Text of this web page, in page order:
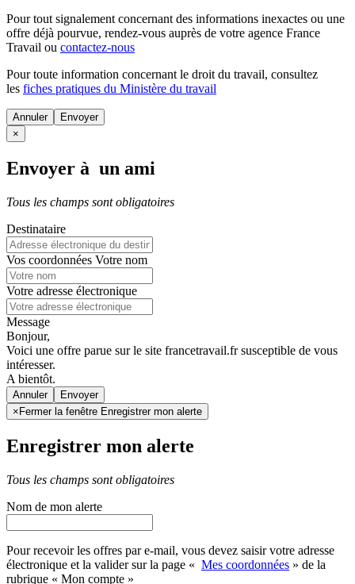
Pour tout signalement concernant des informations inexactes ou une
offre déjà pourvue, rendez-vous auprès de votre agence France
Travail ou contactez-nous
Pour toute information concernant le droit du travail, consultez
les fiches pratiques du Ministère du travail
Annuler
×
Envoyer à un ami
Tous les champs sont obligatoires
Destinataire
Vos coordonnées Votre nom
Votre adresse électronique
Message
Bonjour,
Voici une offre parue sur le site francetravail.fr susceptible de vous
intéresser.
A bientôt.
Annuler
× Fermer la fenêtre Enregistrer mon alerte
Enregistrer mon alerte
Tous les champs sont obligatoires
Nom de mon alerte
Pour recevoir les offres par e-mail, vous devez saisir votre adresse
électronique et la valider sur la page « Mes coordonnées » de la
rubrique « Mon compte »